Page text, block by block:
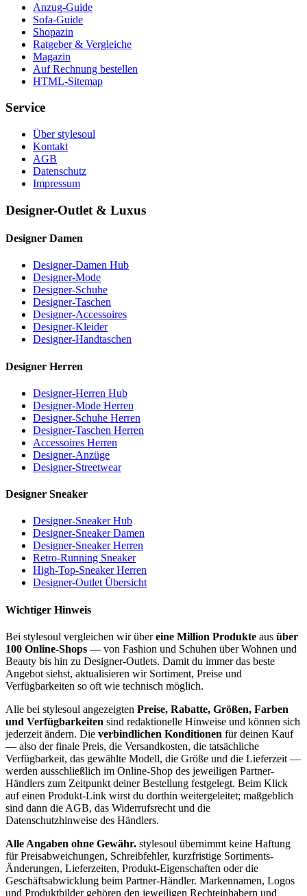
Anzug-Guide
Sofa-Guide
Shopazin
Ratgeber & Vergleiche
Magazin
Auf Rechnung bestellen
HTML-Sitemap
Service
Über stylesoul
Kontakt
AGB
Datenschutz
Impressum
Designer-Outlet & Luxus
Designer Damen
Designer-Damen Hub
Designer-Mode
Designer-Schuhe
Designer-Taschen
Designer-Accessoires
Designer-Kleider
Designer-Handtaschen
Designer Herren
Designer-Herren Hub
Designer-Mode Herren
Designer-Schuhe Herren
Designer-Taschen Herren
Accessoires Herren
Designer-Anzüge
Designer-Streetwear
Designer Sneaker
Designer-Sneaker Hub
Designer-Sneaker Damen
Designer-Sneaker Herren
Retro-Running Sneaker
High-Top-Sneaker Herren
Designer-Outlet Übersicht
Wichtiger Hinweis
Bei stylesoul vergleichen wir übereine Million Produkte aus über
100 Online-Shops — von Fashion und Schuhen über Wohnen und
Beauty bis hin zu Designer-Outlets. Damit du immer das beste
Angebot siehst, aktualisieren wir Sortiment, Preise und
Verfügbarkeiten so oft wie technisch möglich.
Alle bei stylesoul angezeigten Preise, Rabatte, Größen, Farben
und Verfügbarkeiten sind redaktionelle Hinweise und können sich
jederzeit ändern. Die verbindlichen Konditionen für deinen Kauf
— also der finale Preis, die Versandkosten, die tatsächliche
Verfügbarkeit, das gewählte Modell, die Größe und die Lieferzeit —
werden ausschließlich im Online-Shop des jeweiligen Partner-
Händlers zum Zeitpunkt deiner Bestellung festgelegt. Beim Klick
auf einen Produkt-Link wirst du dorthin weitergeleitet; maßgeblich
sind dann die AGB, das Widerrufsrecht und die
Datenschutzhinweise des Händlers.
Alle Angaben ohne Gewähr. stylesoul übernimmt keine Haftung
für Preisabweichungen, Schreibfehler, kurzfristige Sortiments-
Änderungen, Lieferzeiten, Produkt-Eigenschaften oder die
Geschäftsabwicklung beim Partner-Händler. Markennamen, Logos
und Produktbilder gehören den jeweiligen Rechteinhabern und